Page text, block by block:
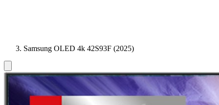
Samsung OLED 4k 42S93F (2025)